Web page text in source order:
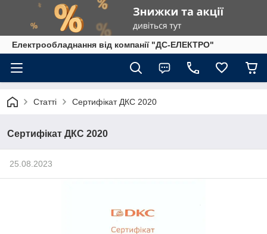
Електрообладнання від компанії "ДС-ЕЛЕКТРО"
Статті Сертифікат ДКС 2020
Сертифікат ДКС 2020
25.08.2023